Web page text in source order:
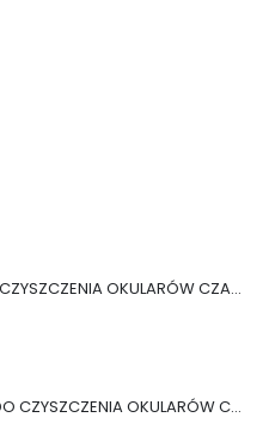
ŚCIERECZKI DO CZYSZCZENIA OKULARÓW CZARNE
6x ŚCIERECZKI DO CZYSZCZENIA OKULARÓW CZARNE